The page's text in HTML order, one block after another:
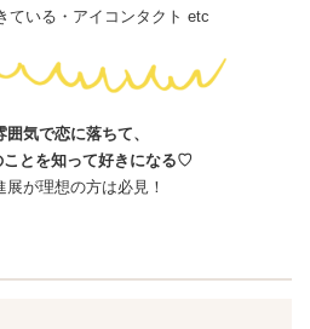
ている・アイコンタクト etc
囲気で恋に落ちて、
ことを知って好きになる♡
展が理想の方は必見！